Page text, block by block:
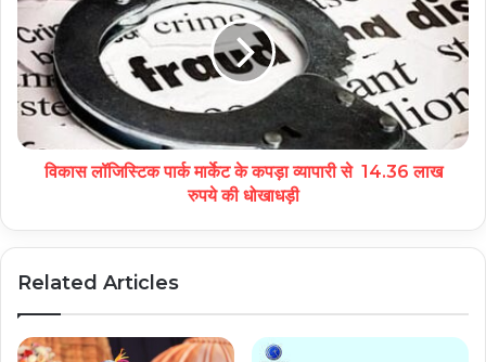
विकास लॉजिस्टिक पार्क मार्केट के कपड़ा व्यापारी से 14.36 लाख
रुपये की धोखाधड़ी
Related Articles